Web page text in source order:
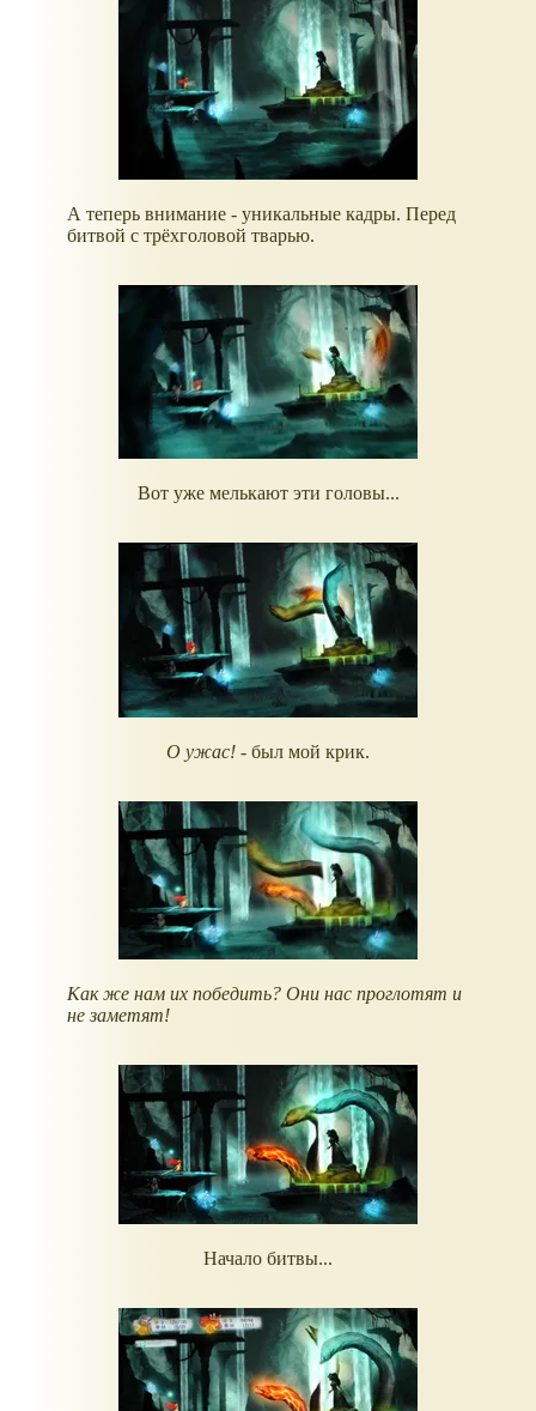
А теперь внимание - уникальные кадры. Перед
битвой с трёхголовой тварью.
Вот уже мелькают эти головы...
О ужас! - был мой крик.
Как же нам их победить? Они нас проглотят и
не заметят!
Начало битвы...